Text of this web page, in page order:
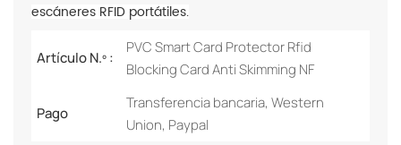
escáneres RFID portátiles.
Artículo N.º :
PVC Smart Card Protector Rfid
Blocking Card Anti Skimming NF
Pago
Transferencia bancaria, Western
Union, Paypal